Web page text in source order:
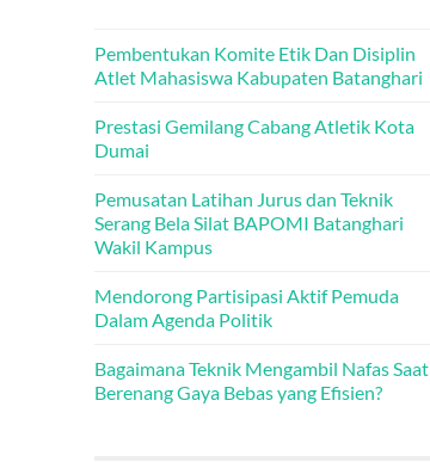
Pembentukan Komite Etik Dan Disiplin
Atlet Mahasiswa Kabupaten Batanghari
Prestasi Gemilang Cabang Atletik Kota
Dumai
Pemusatan Latihan Jurus dan Teknik
Serang Bela Silat BAPOMI Batanghari
Wakil Kampus
Mendorong Partisipasi Aktif Pemuda
Dalam Agenda Politik
Bagaimana Teknik Mengambil Nafas Saat
Berenang Gaya Bebas yang Efisien?